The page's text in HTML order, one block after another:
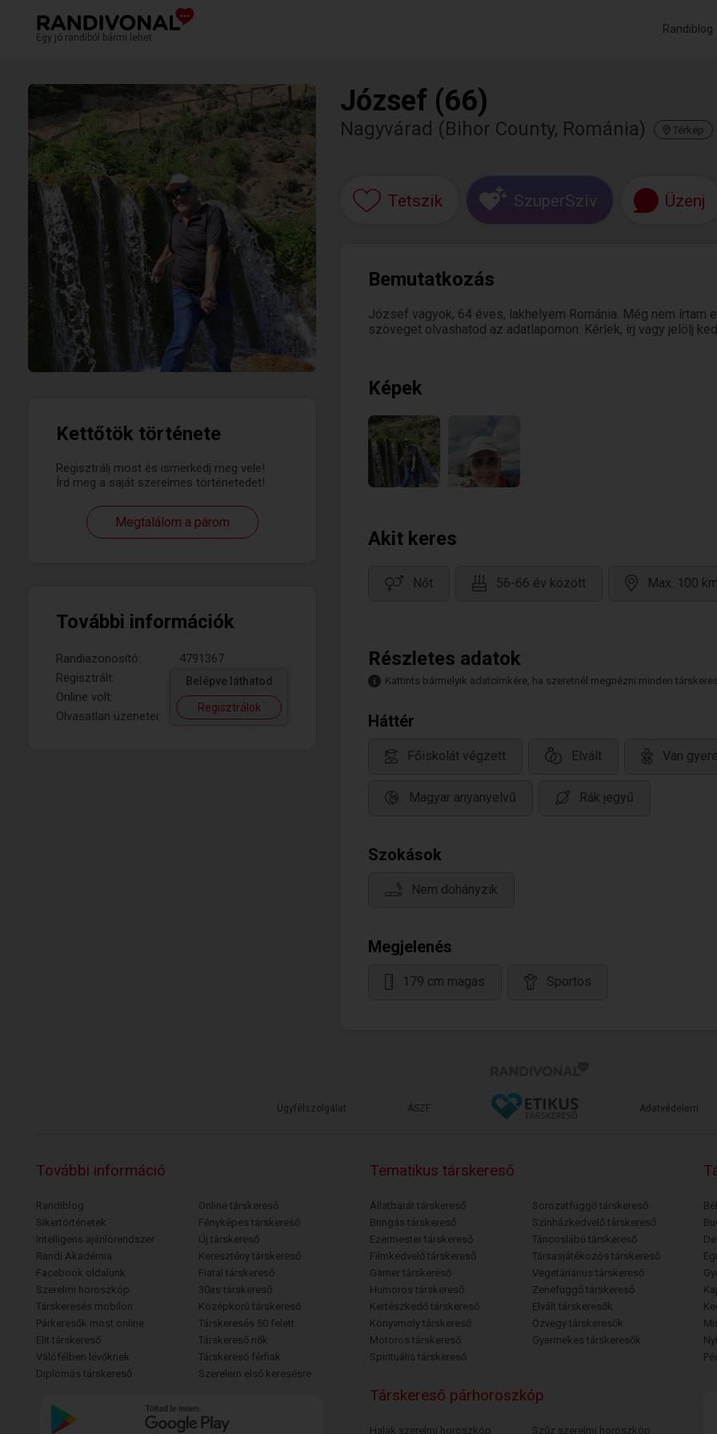
Egy jó randiból bármi lehet.
Randiblog
Kettőtök története
Regisztrálj most és ismerkedj meg vele!
Írd meg a saját szerelmes történetedet!
Megtalálom a párom
További információk
Randiazonosító:
4791367
Regisztrált:
Online volt:
Olvasatlan üzenetei:
Belépve láthatod
Regisztrálok
József (66)
Nagyvárad (Bihor County, Románia) Térkép
Tetszik SzuperSzív Üzenj
Bemutatkozás
József vagyok, 64 éves, lakhelyem Románia. Még nem
szöveget olvashatod az adatlapomon. Kérlek, írj vagy jelölj
Képek
Akit keres
Nőt 56-66 év között Max. 100
Részletes adatok
Kattints bármelyik adatcímkére, ha szeretnél megnézni minden
Háttér
Főiskolát végzett Elvált Van
Magyar anyanyelvű Rák jegyű
Szokások
Nem dohányzik
Megjelenés
179 cm magas Sportos
Ügyfélszolgálat ÁSZF Adatvédelem
További információ
Randiblog
Sikertörténetek
Intelligens ajánlórendszer
Randi Akadémia
Facebook oldalunk
Szerelmi horoszkóp
Társkeresés mobilon
Párkeresők most online
Elit társkereső
Válófélben lévőknek
Diplomás társkereső
Online társkereső
Fényképes társkereső
Új társkereső
Keresztény társkereső
Fiatal társkereső
30as társkereső
Középkorú társkereső
Társkeresés 50 felett
Társkereső nők
Társkereső férfiak
Szerelem első keresésre
Tematikus társkereső
Állatbarát társkereső
Bringás társkereső
Ezermester társkereső
Filmkedvelő társkereső
Gamer társkereső
Humoros társkereső
Kertészkedő társkereső
Könyvmoly társkereső
Motoros társkereső
Spirituális társkereső
Sorozatfüggő társkereső
Színházkedvelő társkereső
Táncoslábú társkereső
Társasjátékozós társkereső
Vegetáriánus társkereső
Zenefüggő társkereső
Elvált társkeresők
Özvegy társkeresők
Gyermekes társkeresők
Társkereső párhoroszkóp
Halak szerelmi horoszkóp Szűz szerelmi horoszkóp